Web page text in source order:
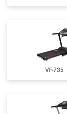
VF-735